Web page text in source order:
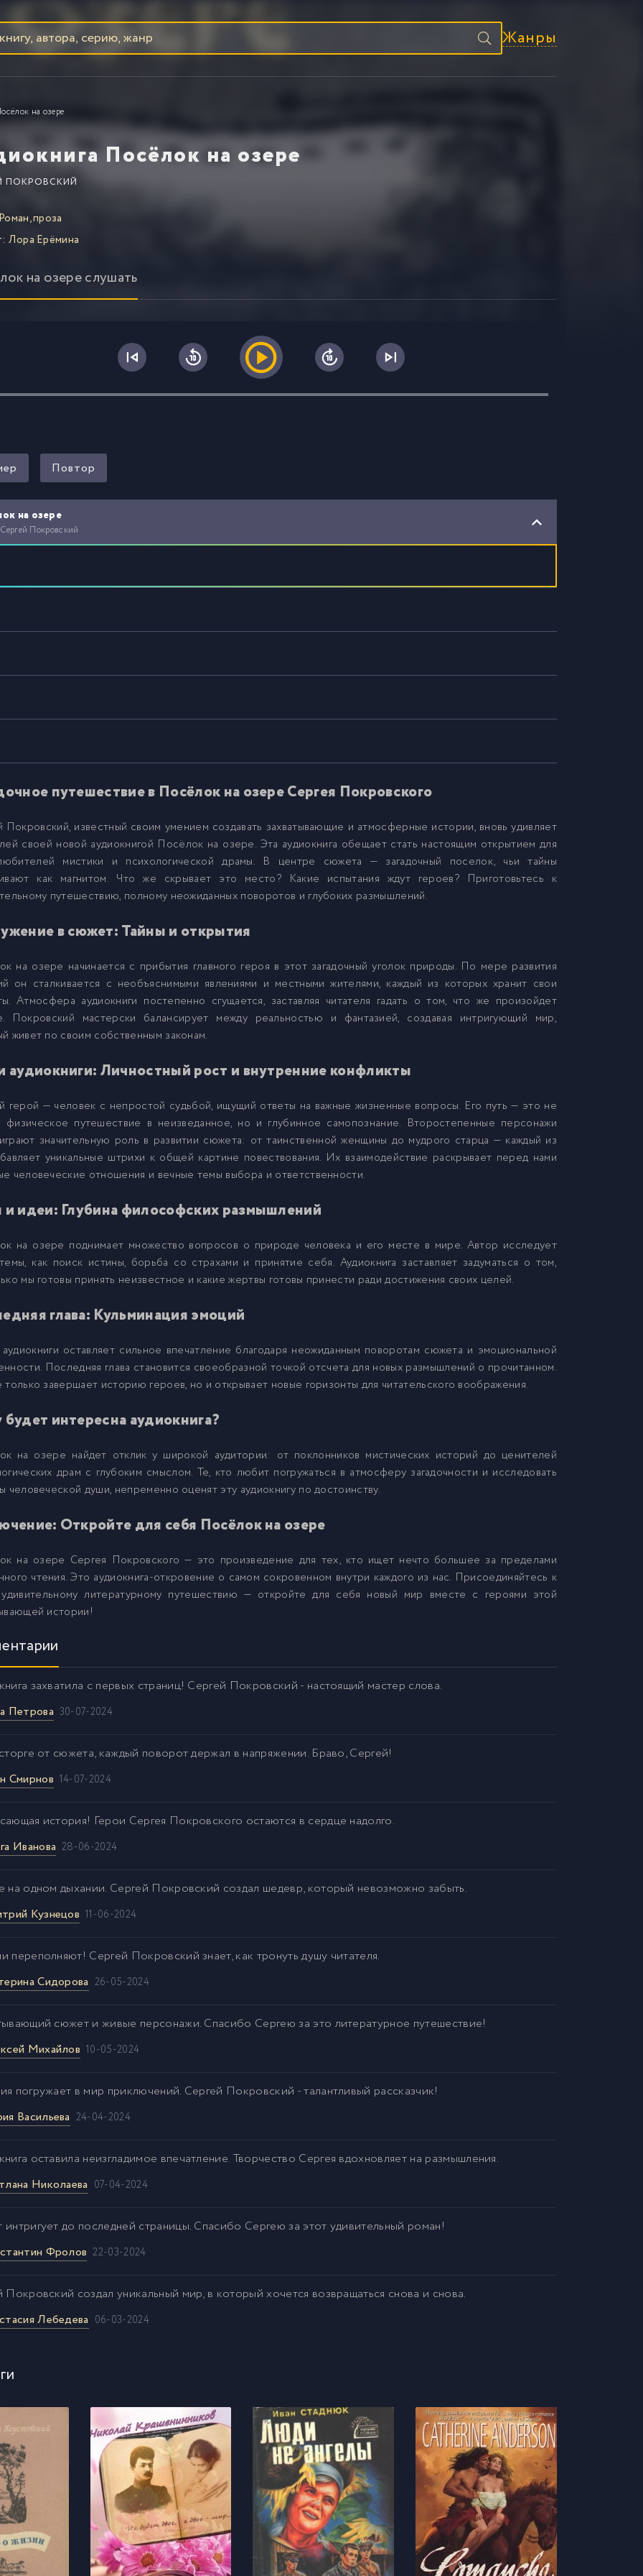
Жанры
на озере
Посёлок на озере
ПОКРОВСКИЙ
Роман, проза
Лора Ерёмина
на озере слушать
Повтор
на озере
Покровский
путешествие в Посёлок на озере Сергея Покровского
Покровский, известный своим умением создавать захватывающие и атмосферные истории, вновь удивляет
своей новой аудиокнигой Посёлок на озере. Эта аудиокнига обещает стать настоящим открытием для
мистики и психологической драмы. В центре сюжета — загадочный поселок, чьи тайны
как магнитом. Что же скрывает это место? Какие испытания ждут героев? Приготовьтесь к
путешествию, полному неожиданных поворотов и глубоких размышлений.
в сюжет: Тайны и открытия
на озере начинается с прибытия главного героя в этот загадочный уголок природы. По мере развития
он сталкивается с необъяснимыми явлениями и местными жителями, каждый из которых хранит свои
Атмосфера аудиокниги постепенно сгущается, заставляя читателя гадать о том, что же произойдет
Покровский мастерски балансирует между реальностью и фантазией, создавая интригующий мир,
живет по своим собственным законам.
аудиокниги: Личностный рост и внутренние конфликты
герой — человек с непростой судьбой, ищущий ответы на важные жизненные вопросы. Его путь — это не
физическое путешествие в неизведанное, но и глубинное самопознание. Второстепенные персонажи
значительную роль в развитии сюжета: от таинственной женщины до мудрого старца — каждый из
уникальные штрихи к общей картине повествования. Их взаимодействие раскрывает перед нами
человеческие отношения и вечные темы выбора и ответственности.
и идеи: Глубина философских размышлений
на озере поднимает множество вопросов о природе человека и его месте в мире. Автор исследует
как поиск истины, борьба со страхами и принятие себя. Аудиокнига заставляет задуматься о том,
мы готовы принять неизвестное и какие жертвы готовы принести ради достижения своих целей.
глава: Кульминация эмоций
оставляет сильное впечатление благодаря неожиданным поворотам сюжета и эмоциональной
Последняя глава становится своеобразной точкой отсчета для новых размышлений о прочитанном.
завершает историю героев, но и открывает новые горизонты для читательского воображения.
интересна аудиокнига?
на озере найдет отклик у широкой аудитории: от поклонников мистических историй до ценителей
драм с глубоким смыслом. Те, кто любит погружаться в атмосферу загадочности и исследовать
человеческой души, непременно оценят эту аудиокнигу по достоинству.
Откройте для себя Посёлок на озере
на озере Сергея Покровского — это произведение для тех, кто ищет нечто большее за пределами
чтения. Это аудиокнига-откровение о самом сокровенном внутри каждого из нас. Присоединяйтесь к
литературному путешествию — откройте для себя новый мир вместе с героями этой
истории!
захватила с первых страниц! Сергей Покровский - настоящий мастер слова.
Петрова 30-07-2024
от сюжета, каждый поворот держал в напряжении. Браво, Сергей!
Смирнов 14-07-2024
история! Герои Сергея Покровского остаются в сердце надолго.
Иванова 28-06-2024
на одном дыхании. Сергей Покровский создал шедевр, который невозможно забыть.
Кузнецов 11-06-2024
переполняют! Сергей Покровский знает, как тронуть душу читателя.
Сидорова 26-05-2024
сюжет и живые персонажи. Спасибо Сергею за это литературное путешествие!
Михайлов 10-05-2024
погружает в мир приключений. Сергей Покровский - талантливый рассказчик!
Васильева 24-04-2024
оставила неизгладимое впечатление. Творчество Сергея вдохновляет на размышления.
Николаева 07-04-2024
до последней страницы. Спасибо Сергею за этот удивительный роман!
Фролов 22-03-2024
Покровский создал уникальный мир, в который хочется возвращаться снова и снова.
Лебедева 06-03-2024